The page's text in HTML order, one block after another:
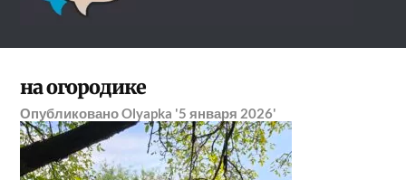
на огородике
ОпубликованоOlyapka '5 января 2026'